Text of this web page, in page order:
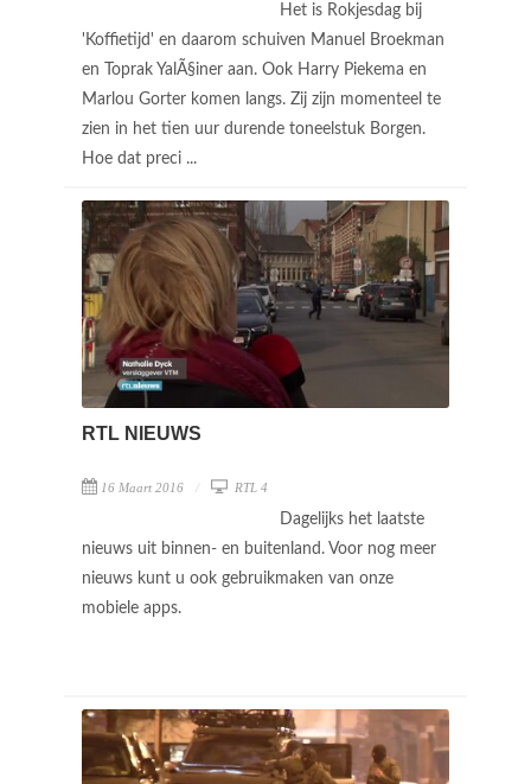
Het is Rokjesdag bij
'Koffietijd' en daarom schuiven Manuel Broekman
en Toprak YalÃ§iner aan. Ook Harry Piekema en
Marlou Gorter komen langs. Zij zijn momenteel te
zien in het tien uur durende toneelstuk Borgen.
Hoe dat preci ...
RTL NIEUWS
16 Maart 2016 RTL 4
Dagelijks het laatste
nieuws uit binnen- en buitenland. Voor nog meer
nieuws kunt u ook gebruikmaken van onze
mobiele apps.